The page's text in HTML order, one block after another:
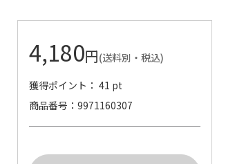
4,180円(送料別・税込)
獲得ポイント： 41 pt
商品番号
9971160307